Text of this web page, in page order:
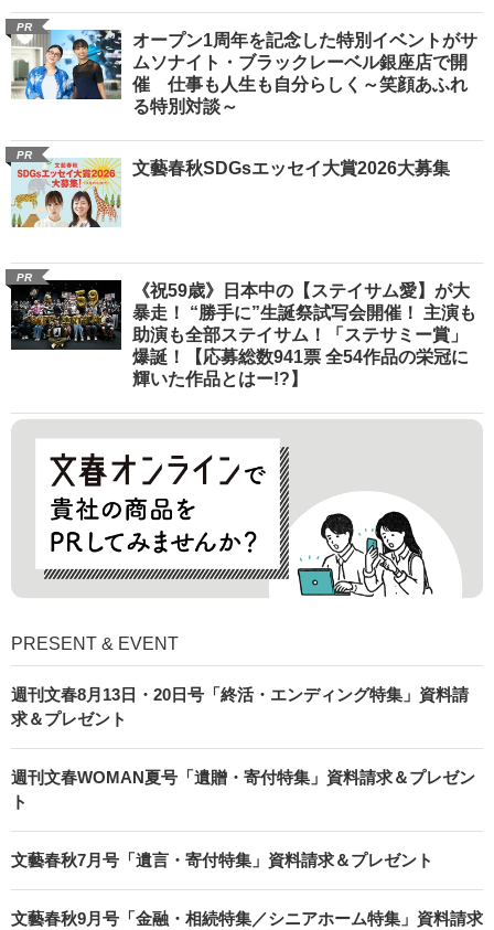
PR
オープン1周年を記念した特別イベントがサ
ムソナイト・ブラックレーベル銀座店で開
催 仕事も人生も自分らしく～笑顔あふれ
る特別対談～
PR
文藝春秋SDGsエッセイ大賞2026大募集
PR
《祝59歳》日本中の【ステイサム愛】が大
暴走！ “勝手に”生誕祭試写会開催！ 主演も
助演も全部ステイサム！「ステサミー賞」
爆誕！【応募総数941票 全54作品の栄冠に
輝いた作品とはー!?】
PRESENT & EVENT
週刊文春8月13日・20日号「終活・エンディング特集」資料請
求＆プレゼント
週刊文春WOMAN夏号「遺贈・寄付特集」資料請求＆プレゼン
ト
文藝春秋7月号「遺言・寄付特集」資料請求＆プレゼント
文藝春秋9月号「金融・相続特集／シニアホーム特集」資料請求